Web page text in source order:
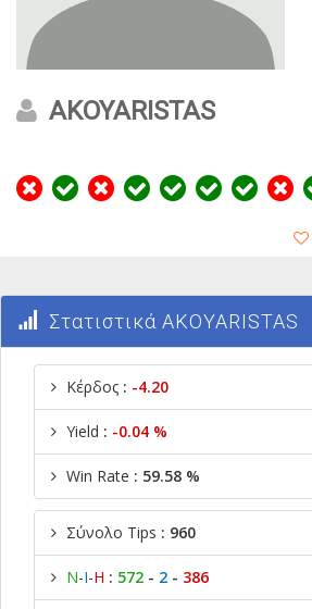
AKOYARISTAS
Στατιστικά AKOYARISTAS
Κέρδος : -4.20
Yield : -0.04 %
Win Rate : 59.58 %
Σύνολο Tips : 960
Ν-Ι-Η : 572 - 2 - 386